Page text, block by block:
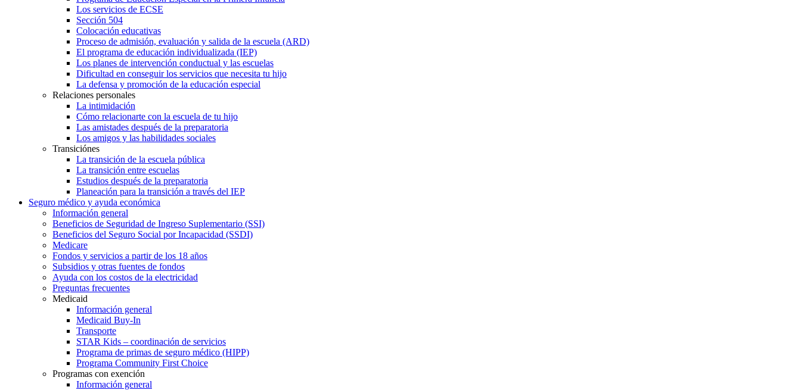
Los servicios de ECSE
Sección 504
Colocación educativas
Proceso de admisión, evaluación y salida de la escuela (ARD)
El programa de educación individualizada (IEP)
Los planes de intervención conductual y las escuelas
Dificultad en conseguir los servicios que necesita tu hijo
La defensa y promoción de la educación especial
Relaciones personales
La intimidación
Cómo relacionarte con la escuela de tu hijo
Las amistades después de la preparatoria
Los amigos y las habilidades sociales
Transiciónes
La transición de la escuela pública
La transición entre escuelas
Estudios después de la preparatoria
Planeación para la transición a través del IEP
Seguro médico y ayuda económica
Información general
Beneficios de Seguridad de Ingreso Suplementario (SSI)
Beneficios del Seguro Social por Incapacidad (SSDI)
Medicare
Fondos y servicios a partir de los 18 años
Subsidios y otras fuentes de fondos
Ayuda con los costos de la electricidad
Preguntas frecuentes
Medicaid
Información general
Medicaid Buy-In
Transporte
STAR Kids – coordinación de servicios
Programa de primas de seguro médico (HIPP)
Programa Community First Choice
Programas con exención
Información general